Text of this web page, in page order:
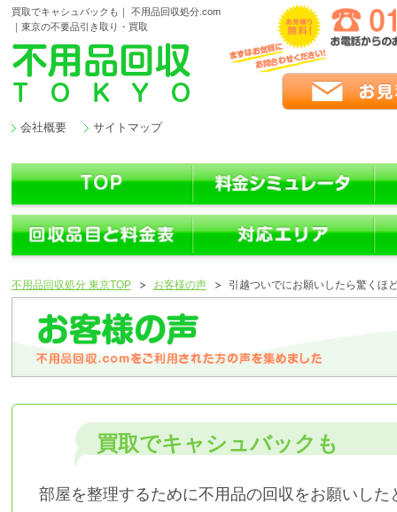
買取でキャシュバックも｜ 不用品回収処分.com
｜東京の不要品引き取り・買取
会社概要 サイトマップ
不用品回収処分 東京TOP お客様の声 引越ついでにお願いしたら驚くほ
買取でキャシュバックも
部屋を整理するために不用品の回収をお願いした